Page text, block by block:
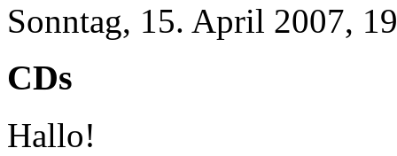
Sonntag, 15. April 2007,
CDs
Hallo!